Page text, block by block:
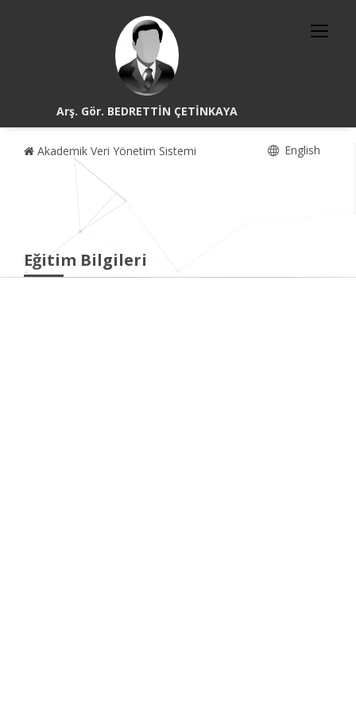
Arş. Gör. BEDRETTİN ÇETİNKAYA
Akademik Veri Yönetim Sistemi English
Eğitim Bilgileri